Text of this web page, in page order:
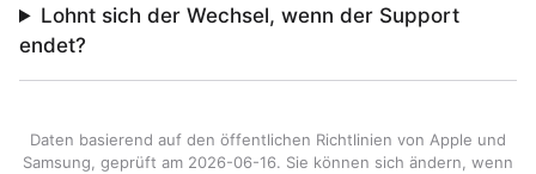
Lohnt sich der Wechsel, wenn der Support
endet?
Daten basierend auf den öffentlichen Richtlinien von Apple und
Samsung, geprüft am 2026-06-16. Sie können sich ändern, wenn